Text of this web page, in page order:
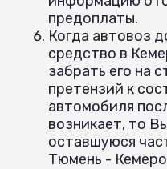
предоплаты.
Когда автовоз
средство в
забрать его на
претензий к
автомобиля
возникает, то
оставшуюся
Тюмень -